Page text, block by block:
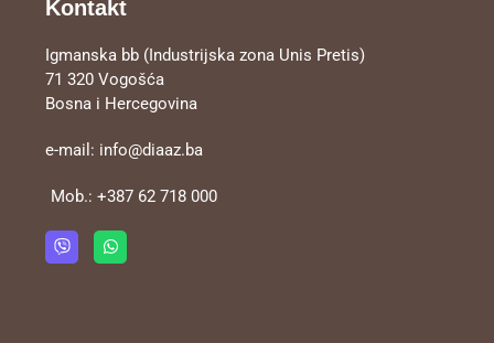
Kontakt
Igmanska bb (Industrijska zona Unis Pretis)
71 320 Vogošća
Bosna i Hercegovina
e-mail: info@diaaz.ba
Mob.:+387 62 718 000